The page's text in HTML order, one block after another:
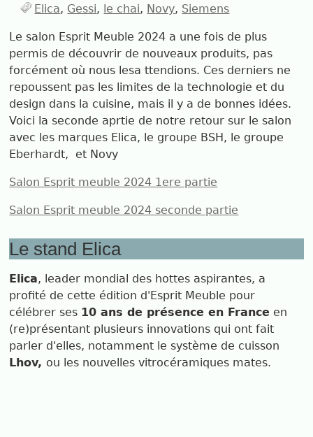
Elica
Gessi le chai Novy Siemens
Le salon Esprit Meuble 2024 a une fois de plus
permis de découvrir de nouveaux produits, pas
forcément où nous lesa ttendions. Ces derniers ne
repoussent pas les limites de la technologie et du
design dans la cuisine, mais il y a de bonnes idées.
Voici la seconde aprtie de notre retour sur le salon
avec les marques Elica, le groupe BSH, le groupe
Eberhardt, et Novy
Salon Esprit meuble 2024 1ere partie
Salon Esprit meuble 2024 seconde partie
Le stand Elica
Elica, leader mondial des hottes aspirantes, a
profité de cette édition d'Esprit Meuble pour
célébrer ses 10 ans de présence en France en
(re)présentant plusieurs innovations qui ont fait
parler d'elles, notamment le système de cuisson
Lhov, ou les nouvelles vitrocéramiques mates.